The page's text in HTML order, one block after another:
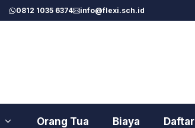
0812 1035 6374 info@flexi.sch.id
Orang Tua Biaya Daftar